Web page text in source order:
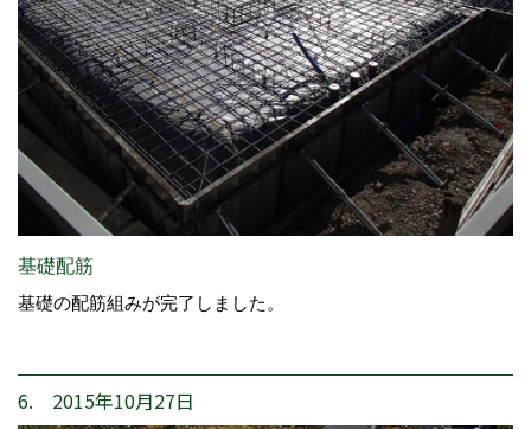
基礎配筋
基礎の配筋組みが完了しました。
6. 2015年10月27日